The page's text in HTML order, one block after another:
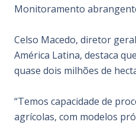
Monitoramento
Celso Macedo, diretor
América Latina, destaca
quase dois milhões de
“Temos capacidade de
agrícolas, com modelos